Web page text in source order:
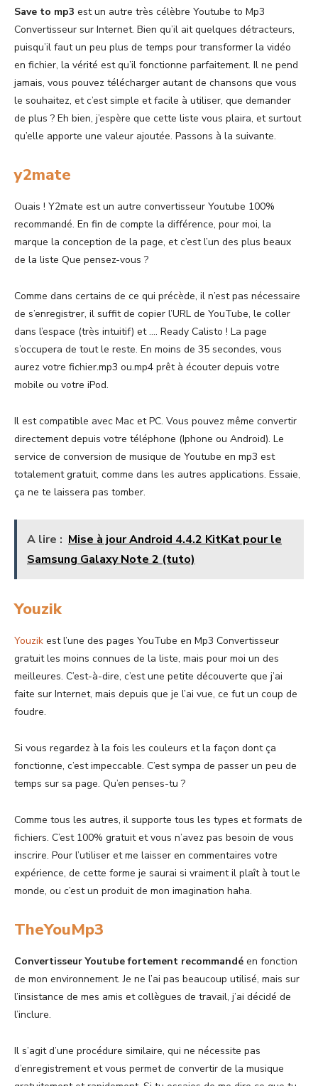
Save to mp3 est un autre très célèbre Youtube to Mp3
Convertisseur sur Internet. Bien qu’il ait quelques détracteurs,
puisqu’il faut un peu plus de temps pour transformer la vidéo
en fichier, la vérité est qu’il fonctionne parfaitement. Il ne pend
jamais, vous pouvez télécharger autant de chansons que vous
le souhaitez, et c’est simple et facile à utiliser, que demander
de plus ? Eh bien, j’espère que cette liste vous plaira, et surtout
qu’elle apporte une valeur ajoutée. Passons à la suivante.
y2mate
Ouais ! Y2mate est un autre convertisseur Youtube 100%
recommandé. En fin de compte la différence, pour moi, la
marque la conception de la page, et c’est l’un des plus beaux
de la liste Que pensez-vous ?
Comme dans certains de ce qui précède, il n’est pas nécessaire
de s’enregistrer, il suffit de copier l’URL de YouTube, le coller
dans l’espace (très intuitif) et …. Ready Calisto ! La page
s’occupera de tout le reste. En moins de 35 secondes, vous
aurez votre fichier.mp3 ou.mp4 prêt à écouter depuis votre
mobile ou votre iPod.
Il est compatible avec Mac et PC. Vous pouvez même convertir
directement depuis votre téléphone (Iphone ou Android). Le
service de conversion de musique de Youtube en mp3 est
totalement gratuit, comme dans les autres applications. Essaie,
ça ne te laissera pas tomber.
A lire : Mise à jour Android 4.4.2 KitKat pour le
Samsung Galaxy Note 2 (tuto)
Youzik
Youzik est l’une des pages YouTube en Mp3 Convertisseur
gratuit les moins connues de la liste, mais pour moi un des
meilleures. C’est-à-dire, c’est une petite découverte que j’ai
faite sur Internet, mais depuis que je l’ai vue, ce fut un coup de
foudre.
Si vous regardez à la fois les couleurs et la façon dont ça
fonctionne, c’est impeccable. C’est sympa de passer un peu de
temps sur sa page. Qu’en penses-tu ?
Comme tous les autres, il supporte tous les types et formats de
fichiers. C’est 100% gratuit et vous n’avez pas besoin de vous
inscrire. Pour l’utiliser et me laisser en commentaires votre
expérience, de cette forme je saurai si vraiment il plaît à tout le
monde, ou c’est un produit de mon imagination haha.
TheYouMp3
Convertisseur Youtube fortement recommandé en fonction
de mon environnement. Je ne l’ai pas beaucoup utilisé, mais sur
l’insistance de mes amis et collègues de travail, j’ai décidé de
l’inclure.
Il s’agit d’une procédure similaire, qui ne nécessite pas
d’enregistrement et vous permet de convertir de la musique